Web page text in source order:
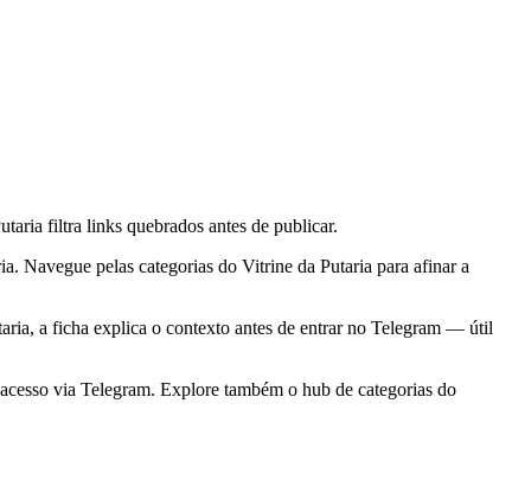
filtra links quebrados antes de publicar.
Navegue pelas categorias do Vitrine da Putaria para afinar a
a ficha explica o contexto antes de entrar no Telegram — útil
via Telegram. Explore também o hub de categorias do